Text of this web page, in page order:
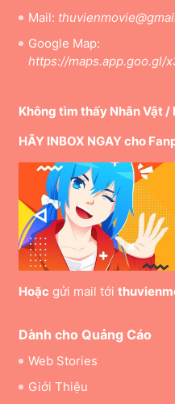
Mail:
Google Map:
https://maps.app.goo.gl/
Không tìm thấy Nhân Vật /
HÃY INBOX NGAY cho
Hoặc gửi mail tới
Dành cho Quảng Cáo
Web Stories
Giới Thiệu